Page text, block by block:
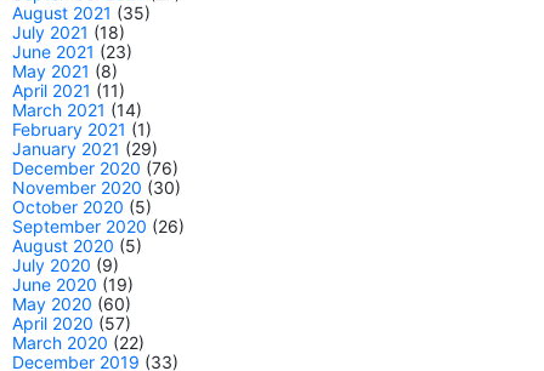
August 2021 (35)
July 2021 (18)
June 2021 (23)
May 2021 (8)
April 2021 (11)
March 2021 (14)
February 2021 (1)
January 2021 (29)
December 2020 (76)
November 2020 (30)
October 2020 (5)
September 2020 (26)
August 2020 (5)
July 2020 (9)
June 2020 (19)
May 2020 (60)
April 2020 (57)
March 2020 (22)
December 2019 (33)